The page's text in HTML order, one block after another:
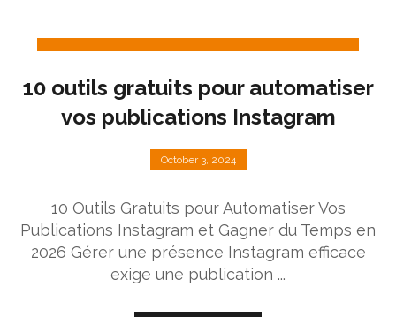
10 outils gratuits pour automatiser
vos publications Instagram
October 3, 2024
10 Outils Gratuits pour Automatiser Vos
Publications Instagram et Gagner du Temps en
2026 Gérer une présence Instagram efficace
exige une publication ...